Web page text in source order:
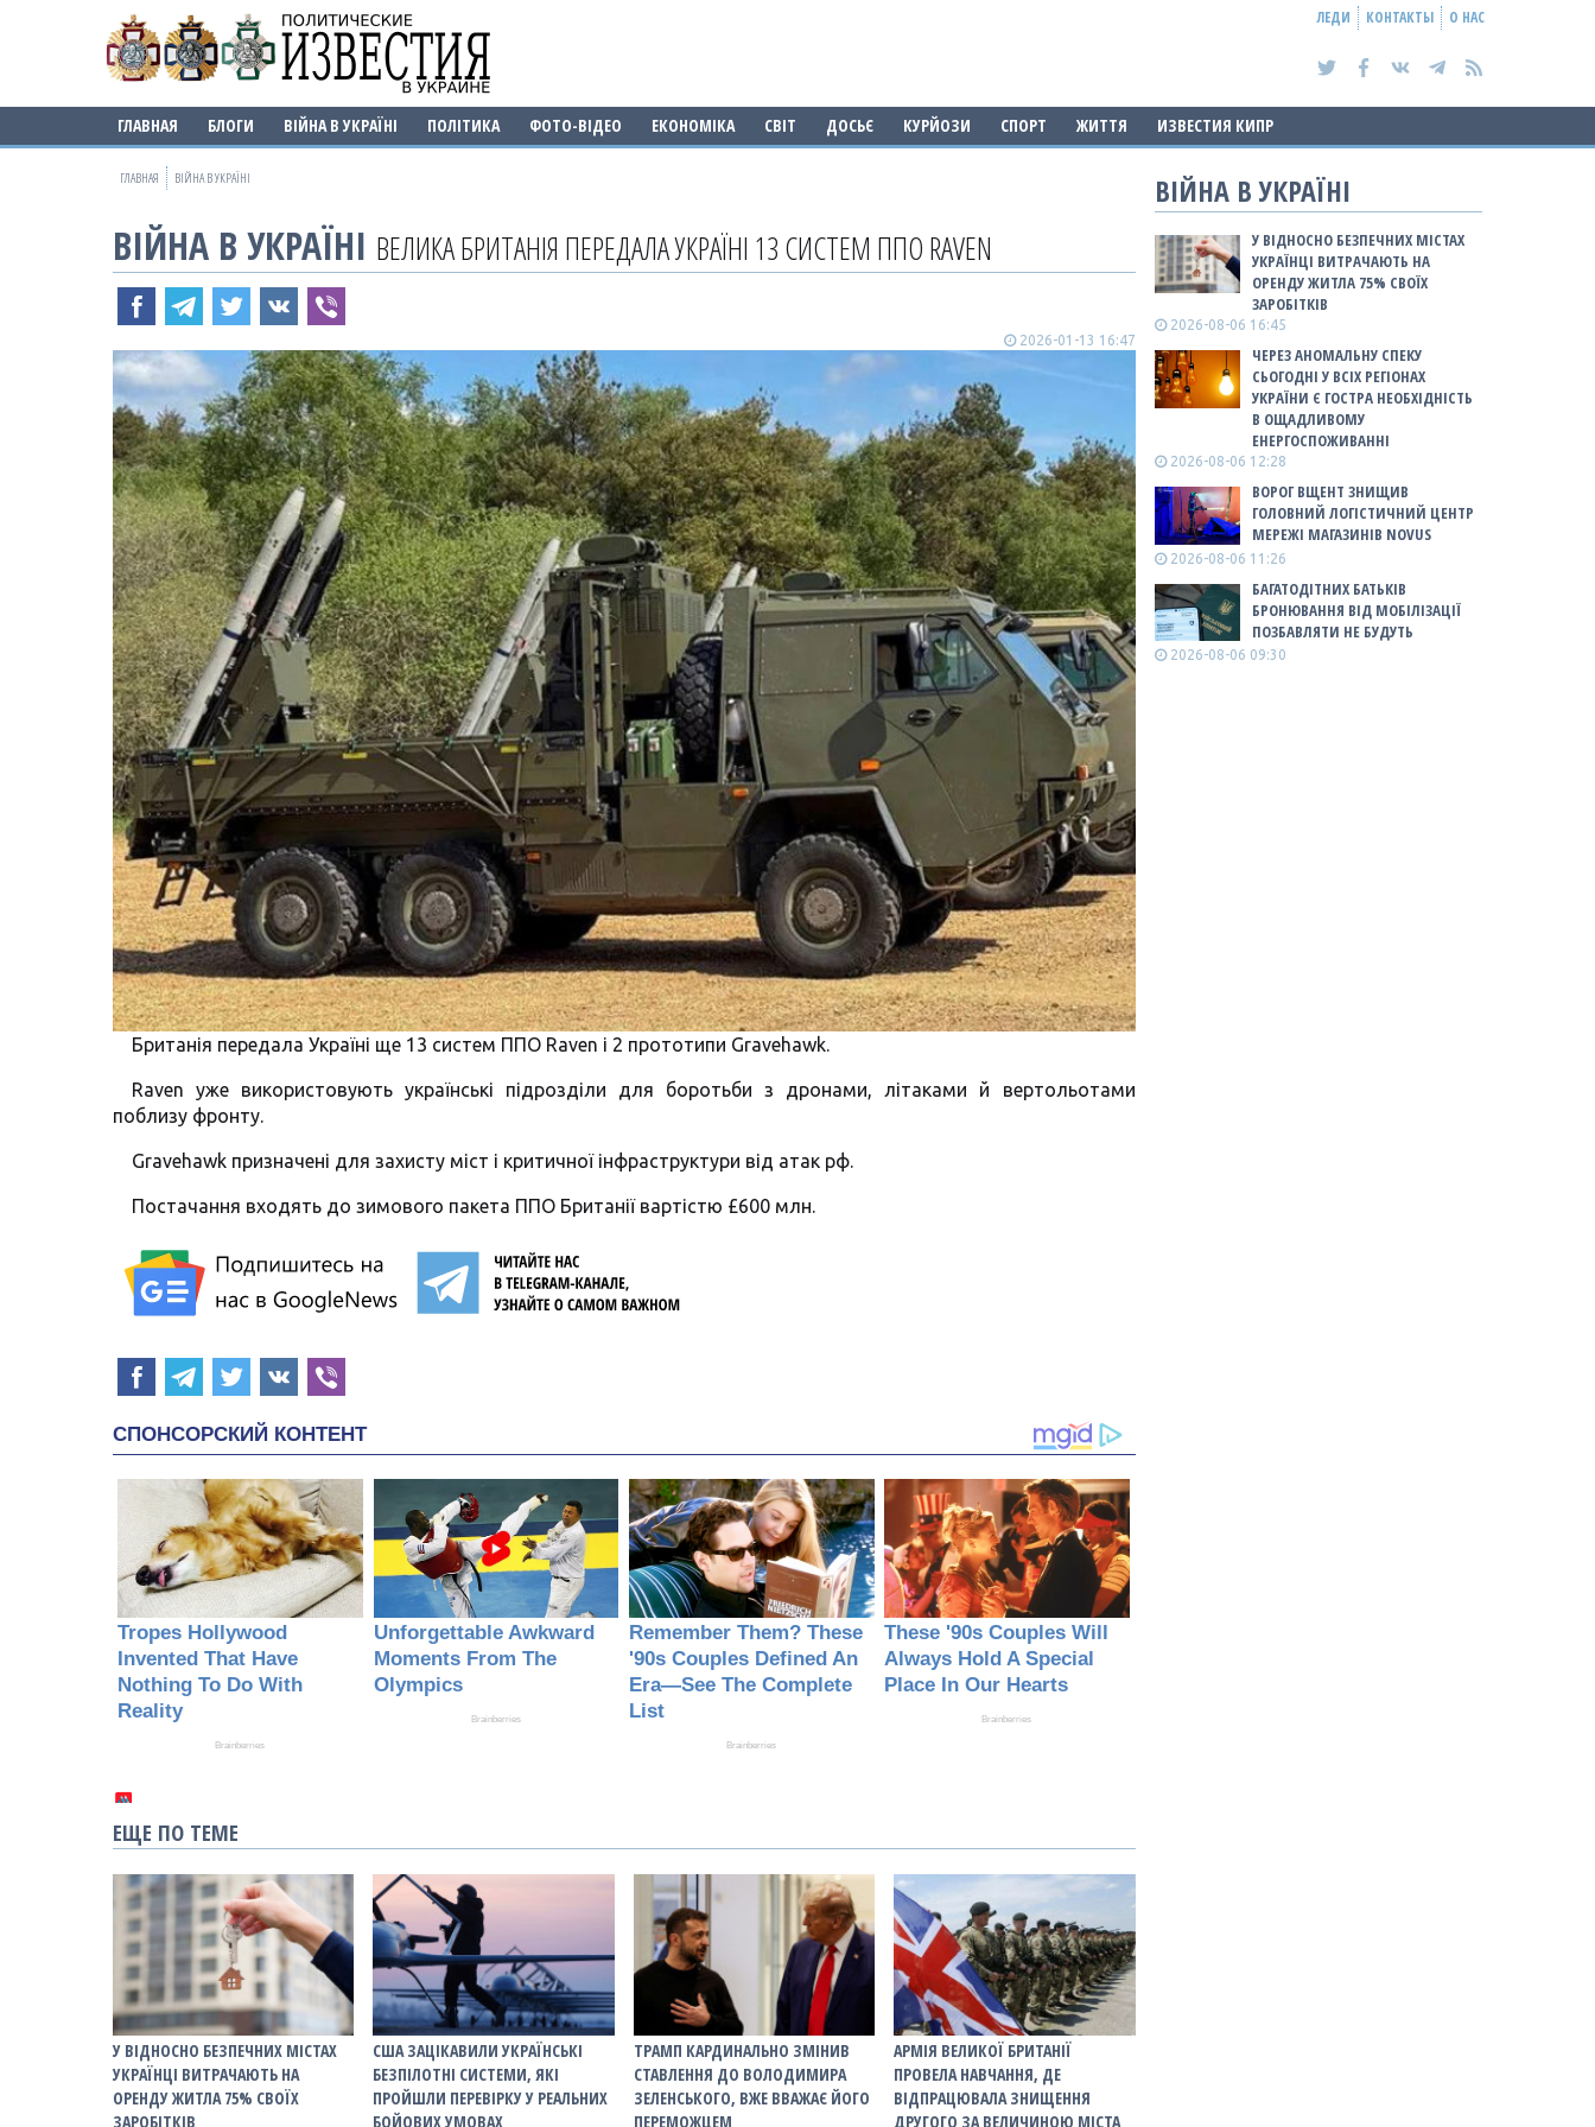
ЛЕДИ КОНТАКТЫ О НАС
ГЛАВНАЯ БЛОГИ ВІЙНА В УКРАЇНІ ПОЛІТИКА ФОТО-ВІДЕО ЕКОНОМІКА СВІТ ДОСЬЄ КУРЙОЗИ СПОРТ ЖИТТЯ ИЗВЕСТИЯ КИПР
ГЛАВНАЯ ВІЙНА В УКРАЇНІ
ВІЙНА В УКРАЇНІ ВЕЛИКА БРИТАНІЯ ПЕРЕДАЛА УКРАЇНІ 13 СИСТЕМ ППО RAVEN
2026-01-13 16:47
Британія передала Україні ще 13 систем ППО Raven і 2 прототипи Gravehawk.
Raven уже використовують українські підрозділи для боротьби з дронами, літаками й вертольотами
поблизу фронту.
Gravehawk призначені для захисту міст і критичної інфраструктури від атак рф.
Постачання входять до зимового пакета ППО Британії вартістю £600 млн.
ЕЩЕ ПО ТЕМЕ
У ВІДНОСНО БЕЗПЕЧНИХ МІСТАХ
УКРАЇНЦІ ВИТРАЧАЮТЬ НА
ОРЕНДУ ЖИТЛА 75% СВОЇХ
ЗАРОБІТКІВ
США ЗАЦІКАВИЛИ УКРАЇНСЬКІ
БЕЗПІЛОТНІ СИСТЕМИ, ЯКІ
ПРОЙШЛИ ПЕРЕВІРКУ У РЕАЛЬНИХ
БОЙОВИХ УМОВАХ
ТРАМП КАРДИНАЛЬНО ЗМІНИВ
СТАВЛЕННЯ ДО ВОЛОДИМИРА
ЗЕЛЕНСЬКОГО, ВЖЕ ВВАЖАЄ ЙОГО
ПЕРЕМОЖЦЕМ
АРМІЯ ВЕЛИКОЇ БРИТАНІЇ
ПРОВЕЛА НАВЧАННЯ, ДЕ
ВІДПРАЦЮВАЛА ЗНИЩЕННЯ
ДРУГОГО ЗА ВЕЛИЧИНОЮ МІСТА
ВІЙНА В УКРАЇНІ
У ВІДНОСНО БЕЗПЕЧНИХ МІСТАХ
УКРАЇНЦІ ВИТРАЧАЮТЬ НА
ОРЕНДУ ЖИТЛА 75% СВОЇХ
ЗАРОБІТКІВ
2026-08-06 16:45
ЧЕРЕЗ АНОМАЛЬНУ СПЕКУ
СЬОГОДНІ У ВСІХ РЕГІОНАХ
УКРАЇНИ Є ГОСТРА НЕОБХІДНІСТЬ
В ОЩАДЛИВОМУ
ЕНЕРГОСПОЖИВАННІ
2026-08-06 12:28
ВОРОГ ВЩЕНТ ЗНИЩИВ
ГОЛОВНИЙ ЛОГІСТИЧНИЙ ЦЕНТР
МЕРЕЖІ МАГАЗИНІВ NOVUS
2026-08-06 11:26
БАГАТОДІТНИХ БАТЬКІВ
БРОНЮВАННЯ ВІД МОБІЛІЗАЦІЇ
ПОЗБАВЛЯТИ НЕ БУДУТЬ
2026-08-06 09:30